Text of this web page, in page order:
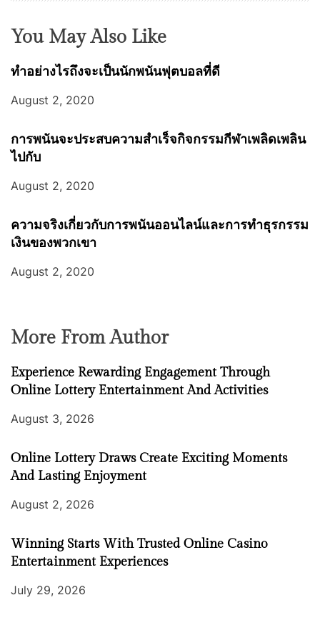
You May Also Like
ทำอย่างไรถึงจะเป็นนักพนันฟุตบอลที่ดี
August 2, 2020
การพนันจะประสบความสำเร็จกิจกรรมกีฬาเพลิดเพลิน
ไปกับ
August 2, 2020
ความจริงเกี่ยวกับการพนันออนไลน์และการทำธุรกรรม
เงินของพวกเขา
August 2, 2020
More From Author
Experience Rewarding Engagement Through
Online Lottery Entertainment And Activities
August 3, 2026
Online Lottery Draws Create Exciting Moments
And Lasting Enjoyment
August 2, 2026
Winning Starts With Trusted Online Casino
Entertainment Experiences
July 29, 2026